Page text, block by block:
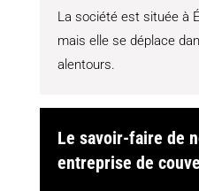
La société est située à
mais elle se déplace
alentours.
Le savoir-faire de
entreprise de